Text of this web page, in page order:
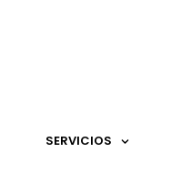
SERVICIOS